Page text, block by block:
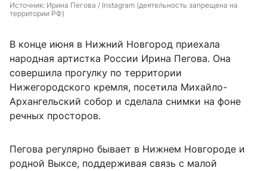
Источник: Ирина Пегова / Instagram (деятельность запрещена на
территории РФ)
В конце июня в Нижний Новгород приехала
народная артистка России Ирина Пегова. Она
совершила прогулку по территории
Нижегородского кремля, посетила Михайло-
Архангельский собор и сделала снимки на фоне
речных просторов.
Пегова регулярно бывает в Нижнем Новгороде и
родной Выксе, поддерживая связь с малой